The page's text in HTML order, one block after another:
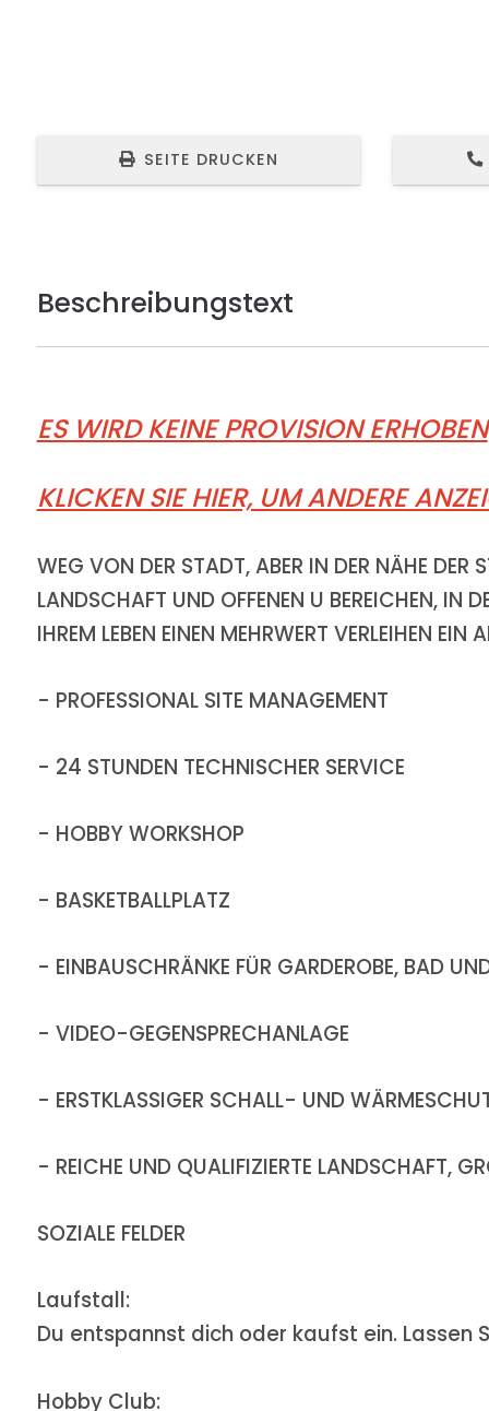
SEITE DRUCKEN
Beschreibungstext
ES WIRD KEINE PROVISION ERHOBEN
KLICKEN SIE HIER, UM ANDERE
WEG VON DER STADT, ABER IN DER NÄHE DER
LANDSCHAFT UND OFFENEN U BEREICHEN, IN
IHREM LEBEN EINEN MEHRWERT VERLEIHEN
- PROFESSIONAL SITE MANAGEMENT
- 24 STUNDEN TECHNISCHER SERVICE
- HOBBY WORKSHOP
- BASKETBALLPLATZ
- EINBAUSCHRÄNKE FÜR GARDEROBE, BAD
- VIDEO-GEGENSPRECHANLAGE
- ERSTKLASSIGER SCHALL- UND
- REICHE UND QUALIFIZIERTE LANDSCHAFT,
SOZIALE FELDER
Laufstall:
Du entspannst dich oder kaufst ein. Lassen
Hobby Club: